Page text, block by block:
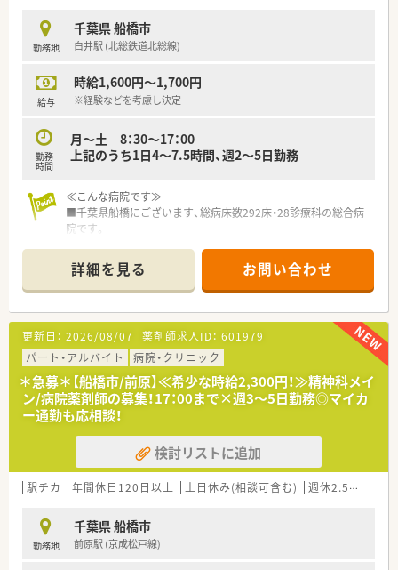
勤務地
千葉県 船橋市
白井駅 (北総鉄道北総線)
給与
時給1,600円～1,700円
※経験などを考慮し決定
勤務
時間
月～土 8：30〜17：00
上記のうち1日4～7.5時間、週2～5日勤務
≪こんな病院です≫
■千葉県船橋にございます、総病床数292床・28診療科の総合病
院です。
在宅医療も行っています。
■医療の全てのステージで地域に貢献できる体制が整った病院
です。
■車通勤が可能です（駐車場代：日額70円）
■院内託児所があり、小さなお子様がいらっしゃる方も安心して
ご就業いただけます。
■職員食堂がご利用可能です。
≪業務内容≫
■入院患者様の調剤・監査、TPN、抗がん剤混同調製、薬剤管理指
導、病棟薬剤業務、製剤業務、治験、医薬品管理
幅広い業務に触れることができ、薬剤師としてスキルアップでき
■勤務時間は日勤8：30〜17：00のうちご希望に合わせて相談可
能です。
が可能です
≪おすすめポイント≫
詳細を見る お問い合わせ
更新日： 2026/08/07 薬剤師求人ID： 601979
パート・アルバイト
病院・クリニック
＊急募＊【船橋市/前原】≪希少な時給2,300円！≫精神科メイ
ン/病院薬剤師の募集！17：00まで×週3～5日勤務◎マイカ
ー通勤も応相談！
検討リストに追加
駅チカ 年間休日120日以上 土日休み(相談可含む) 週休2.5日以上
勤務地
千葉県 船橋市
前原駅 (京成松戸線)